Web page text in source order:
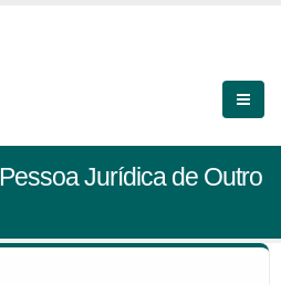
Jurídica de Outro